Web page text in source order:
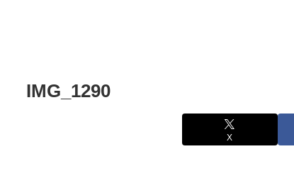
IMG_1290
X